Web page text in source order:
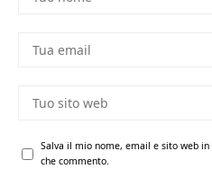
Salva il mio nome, email e sito web
che commento.